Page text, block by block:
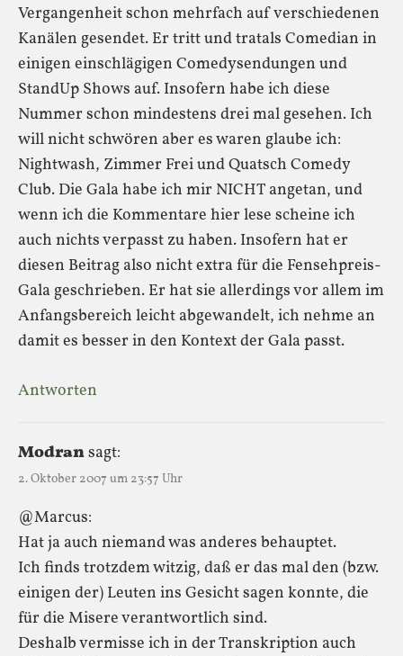
Vergangenheit schon mehrfach auf verschiedenen
Kanälen gesendet. Er tritt und tratals Comedian in
einigen einschlägigen Comedysendungen und
StandUp Shows auf. Insofern habe ich diese
Nummer schon mindestens drei mal gesehen. Ich
will nicht schwören aber es waren glaube ich:
Nightwash, Zimmer Frei und Quatsch Comedy
Club. Die Gala habe ich mir NICHT angetan, und
wenn ich die Kommentare hier lese scheine ich
auch nichts verpasst zu haben. Insofern hat er
diesen Beitrag also nicht extra für die Fensehpreis-
Gala geschrieben. Er hat sie allerdings vor allem im
Anfangsbereich leicht abgewandelt, ich nehme an
damit es besser in den Kontext der Gala passt.
Antworten
Modransagt:
2. Oktober 2007 um 23:57 Uhr
@Marcus:
Hat ja auch niemand was anderes behauptet.
Ich finds trotzdem witzig, daß er das mal den (bzw.
einigen der) Leuten ins Gesicht sagen konnte, die
für die Misere verantwortlich sind.
Deshalb vermisse ich in der Transkription auch